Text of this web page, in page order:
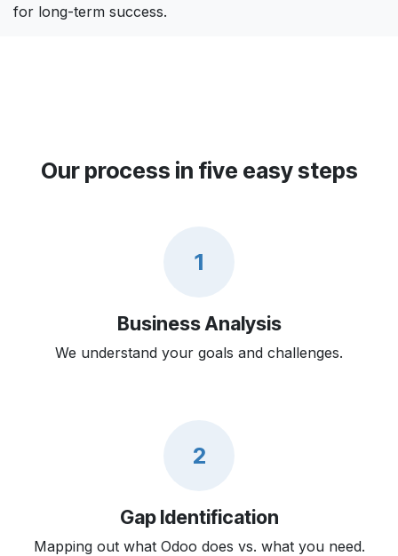
for long-term success.
Our process in five easy steps
1
Business Analysis
We understand your goals and challenges.
2
Gap Identification
Mapping out what Odoo does vs. what you need.